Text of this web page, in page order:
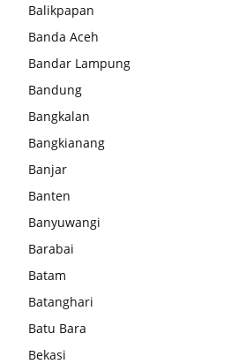
Balikpapan
Banda Aceh
Bandar Lampung
Bandung
Bangkalan
Bangkianang
Banjar
Banten
Banyuwangi
Barabai
Batam
Batanghari
Batu Bara
Bekasi